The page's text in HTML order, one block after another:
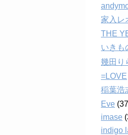
家入レ
THE
いきも
幾田り
=LOVE
稲葉浩
Eve
imase
indigo